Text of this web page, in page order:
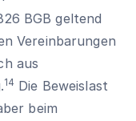
BGB geltend
Vereinbarungen
aus
14 Die Beweislast
beim